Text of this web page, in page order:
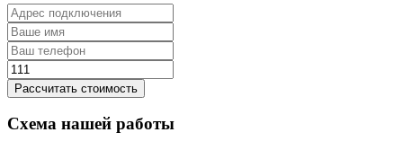
Рассчитать стоимость
Схема нашей работы